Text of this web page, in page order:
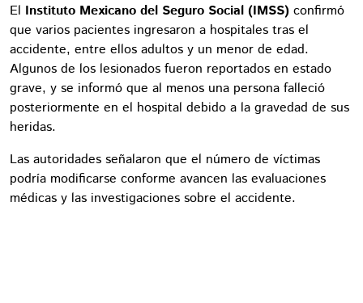
El Instituto Mexicano del Seguro Social (IMSS) confirmó
que varios pacientes ingresaron a hospitales tras el
accidente, entre ellos adultos y un menor de edad.
Algunos de los lesionados fueron reportados en estado
grave, y se informó que al menos una persona falleció
posteriormente en el hospital debido a la gravedad de sus
heridas.
Las autoridades señalaron que el número de víctimas
podría modificarse conforme avancen las evaluaciones
médicas y las investigaciones sobre el accidente.